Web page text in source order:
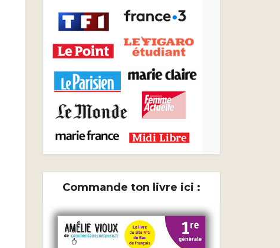
Commande ton livre ici :